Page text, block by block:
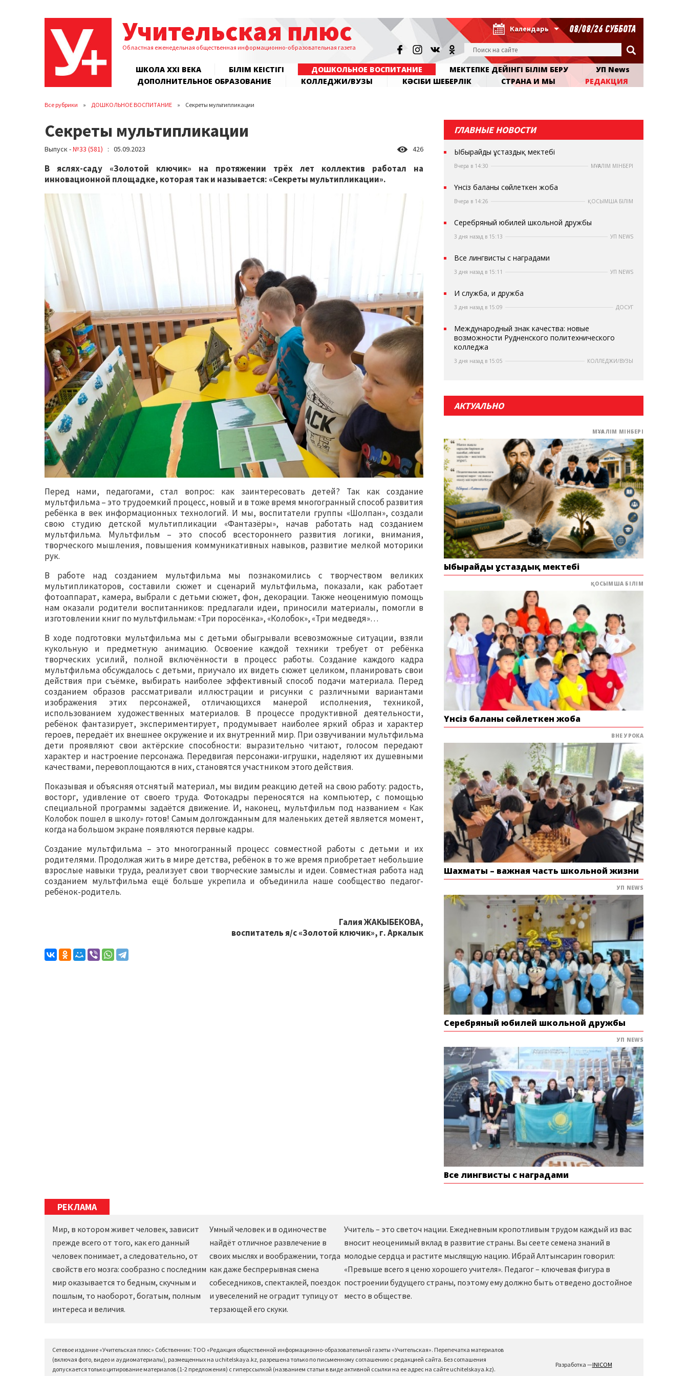
Учительская плюс
Областная еженедельная общественная информационно-образовательная газета
Календарь 08/08/26 СУББОТА
ШКОЛА XXI ВЕКА БІЛІМ КЕҢІСТІГІ ДОШКОЛЬНОЕ ВОСПИТАНИЕ МЕКТЕПКЕ ДЕЙІНГІ БІЛІМ БЕРУ
УП News
ДОПОЛНИТЕЛЬНОЕ ОБРАЗОВАНИЕ
КОЛЛЕДЖИ/ВУЗЫ КӘСІБИ ШЕБЕРЛІК СТРАНА И МЫ РЕДАКЦИЯ
Все рубрики ДОШКОЛЬНОЕ ВОСПИТАНИЕ Секреты мультипликации
Секреты мультипликации
Выпуск -№33 (581) : 05.09.2023 426
В яслях-саду «Золотой ключик» на протяжении трёх лет коллектив работал на
инновационной площадке, которая так и называется: «Секреты мультипликации».
Перед нами, педагогами, стал вопрос: как заинтересовать детей? Так как создание
мультфильма – это трудоемкий процесс, новый и в тоже время многогранный способ развития
ребёнка в век информационных технологий. И мы, воспитатели группы «Шолпан», создали
свою студию детской мультипликации «Фантазёры», начав работать над созданием
мультфильма. Мультфильм – это способ всестороннего развития логики, внимания,
творческого мышления, повышения коммуникативных навыков, развитие мелкой моторики
рук.
В работе над созданием мультфильма мы познакомились с творчеством великих
мультипликаторов, составили сюжет и сценарий мультфильма, показали, как работает
фотоаппарат, камера, выбрали с детьми сюжет, фон, декорации. Также неоценимую помощь
нам оказали родители воспитанников: предлагали идеи, приносили материалы, помогли в
изготовлении книг по мультфильмам: «Три поросёнка», «Колобок», «Три медведя»…
В ходе подготовки мультфильма мы с детьми обыгрывали всевозможные ситуации, взяли
кукольную и предметную анимацию. Освоение каждой техники требует от ребёнка
творческих усилий, полной включённости в процесс работы. Создание каждого кадра
мультфильма обсуждалось с детьми, приучало их видеть сюжет целиком, планировать свои
действия при съёмке, выбирать наиболее эффективный способ подачи материала. Перед
созданием образов рассматривали иллюстрации и рисунки с различными вариантами
изображения этих персонажей, отличающихся манерой исполнения, техникой,
использованием художественных материалов. В процессе продуктивной деятельности,
ребёнок фантазирует, экспериментирует, продумывает наиболее яркий образ и характер
героев, передаёт их внешнее окружение и их внутренний мир. При озвучивании мультфильма
дети проявляют свои актёрские способности: выразительно читают, голосом передают
характер и настроение персонажа. Передвигая персонажи-игрушки, наделяют их душевными
качествами, перевоплощаются в них, становятся участником этого действия.
Показывая и объясняя отснятый материал, мы видим реакцию детей на свою работу: радость,
восторг, удивление от своего труда. Фотокадры переносятся на компьютер, с помощью
специальной программы задаётся движение. И, наконец, мультфильм под названием « Как
Колобок пошел в школу» готов! Самым долгожданным для маленьких детей является момент,
когда на большом экране появляются первые кадры.
Создание мультфильма – это многогранный процесс совместной работы с детьми и их
родителями. Продолжая жить в мире детства, ребёнок в то же время приобретает небольшие
взрослые навыки труда, реализует свои творческие замыслы и идеи. Совместная работа над
созданием мультфильма ещё больше укрепила и объединила наше сообщество педагог-
ребёнок-родитель.
Галия ЖАКЫБЕКОВА,
воспитатель я/с «Золотой ключик», г. Аркалык
ГЛАВНЫЕ НОВОСТИ
Ыбырайдың ұстаздық мектебі
Вчера в 14:30 МҰҒАЛІМ МІНБЕРІ
Үнсіз баланы сөйлеткен жоба
Вчера в 14:26 ҚОСЫМША БІЛІМ
Серебряный юбилей школьной дружбы
3 дня назад в 15:13 УП NEWS
Все лингвисты с наградами
3 дня назад в 15:11 УП NEWS
И служба, и дружба
3 дня назад в 15:09 ДОСУГ
Международный знак качества: новые
возможности Рудненского политехнического
колледжа
3 дня назад в 15:05 КОЛЛЕДЖИ/ВУЗЫ
АКТУАЛЬНО
МҰҒАЛІМ МІНБЕРІ
Ыбырайдың ұстаздық мектебі
ҚОСЫМША БІЛІМ
Үнсіз баланы сөйлеткен жоба
ВНЕ УРОКА
Шахматы – важная часть школьной жизни
УП NEWS
Серебряный юбилей школьной дружбы
УП NEWS
Все лингвисты с наградами
РЕКЛАМА
Мир, в котором живет человек, зависит
прежде всего от того, как его данный
человек понимает, а следовательно, от
свойств его мозга: сообразно с последним
мир оказывается то бедным, скучным и
пошлым, то наоборот, богатым, полным
интереса и величия.
Умный человек и в одиночестве
найдёт отличное развлечение в
своих мыслях и воображении, тогда
как даже беспрерывная смена
собеседников, спектаклей, поездок
и увеселений не оградит тупицу от
терзающей его скуки.
Учитель – это светоч нации. Ежедневным кропотливым трудом каждый из вас
вносит неоценимый вклад в развитие страны. Вы сеете семена знаний в
молодые сердца и растите мыслящую нацию. Ибрай Алтынсарин говорил:
«Превыше всего я ценю хорошего учителя». Педагог – ключевая фигура в
построении будущего страны, поэтому ему должно быть отведено достойное
место в обществе.
Сетевое издание «Учительская плюс» Собственник: ТОО «Редакция общественной информационно-образовательной газеты «Учительская». Перепечатка материалов
(включая фото, видео и аудиоматериалы), размещенных на uchitelskaya.kz, разрешена только по письменному соглашению с редакцией сайта. Без соглашения
допускается только цитирование материалов (1-2 предложения) с гиперссылкой (названием статьи в виде активной ссылки на ее адрес на сайте uchitelskaya.kz).
Разработка —INICOM